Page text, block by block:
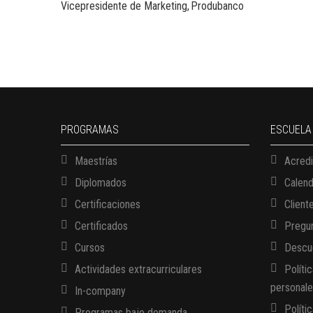
Vicepresidente de Marketing Produbanco
PROGRAMAS
Maestrías
Diplomados
Certificaciones
Certificados
Cursos
Actividades extracurriculares
In-company